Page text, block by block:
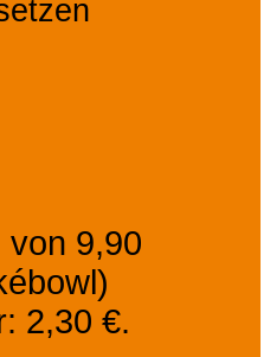
von 9,90
2,30 €.